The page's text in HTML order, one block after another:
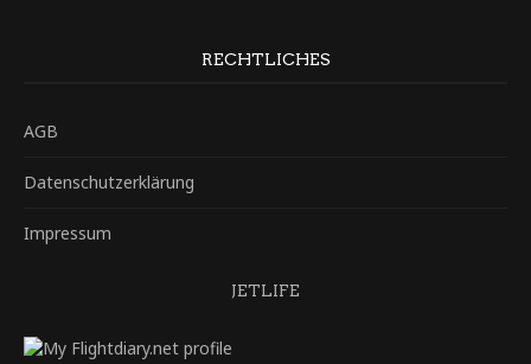
RECHTLICHES
AGB
Datenschutzerklärung
Impressum
JETLIFE